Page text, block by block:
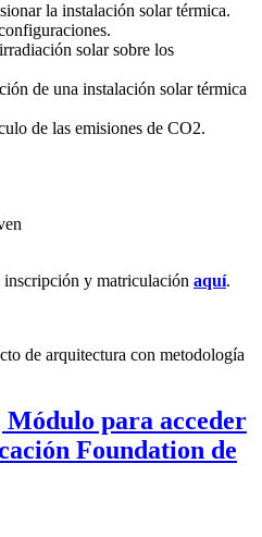
la instalación solar térmica.
solar sobre los
de una instalación solar térmica
de las emisiones de CO2.
y matriculación aquí.
para acceder
Foundation de